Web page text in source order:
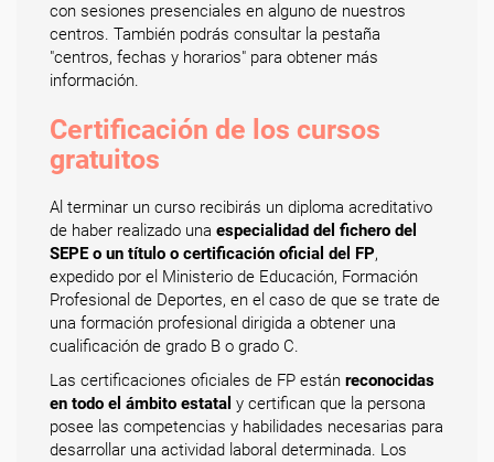
con sesiones presenciales en alguno de nuestros
centros. También podrás consultar la pestaña
"centros, fechas y horarios" para obtener más
información.
Certificación de los cursos
gratuitos
Al terminar un curso recibirás un diploma acreditativo
de haber realizado una especialidad del fichero del
SEPE o un título o certificación oficial del FP,
expedido por el Ministerio de Educación, Formación
Profesional de Deportes, en el caso de que se trate de
una formación profesional dirigida a obtener una
cualificación de grado B o grado C.
Las certificaciones oficiales de FP están reconocidas
en todo el ámbito estatal y certifican que la persona
posee las competencias y habilidades necesarias para
desarrollar una actividad laboral determinada. Los